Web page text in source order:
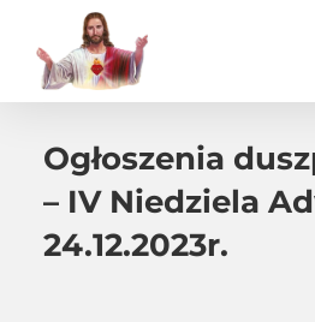
Ogłoszenia
– IV Niedziela
24.12.2023r.